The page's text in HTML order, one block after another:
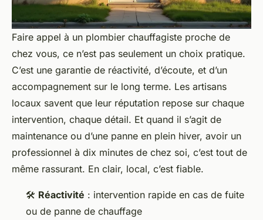
Faire appel à un plombier chauffagiste proche de
chez vous, ce n’est pas seulement un choix pratique.
C’est une garantie de réactivité, d’écoute, et d’un
accompagnement sur le long terme. Les artisans
locaux savent que leur réputation repose sur chaque
intervention, chaque détail. Et quand il s’agit de
maintenance ou d’une panne en plein hiver, avoir un
professionnel à dix minutes de chez soi, c’est tout de
même rassurant. En clair, local, c’est fiable.
🛠️ Réactivité : intervention rapide en cas de fuite
ou de panne de chauffage